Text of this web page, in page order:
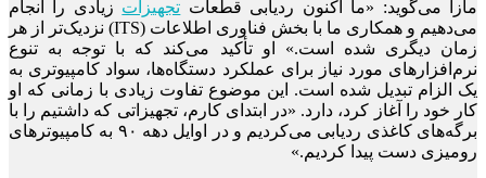
مازا می‌گوید: «ما اکنون ردیابی قطعات تجهیزات زیادی را انجام
می‌دهیم و همکاری ما با بخش فناوری اطلاعات (ITS) نزدیک‌تر از هر
زمان دیگری شده است.» او تأکید می‌کند که با توجه به تنوع
نرم‌افزارهای مورد نیاز برای عملکرد دستگاه‌ها، سواد کامپیوتری به
یک الزام تبدیل شده است. این موضوع تفاوت زیادی با زمانی که او
کار خود را آغاز کرد، دارد. «در ابتدای کارم، تجهیزاتی که داشتیم را با
برگه‌های کاغذی ردیابی می‌کردیم و در اوایل دهه ۹۰ به کامپیوترهای
رومیزی دست پیدا کردیم.»